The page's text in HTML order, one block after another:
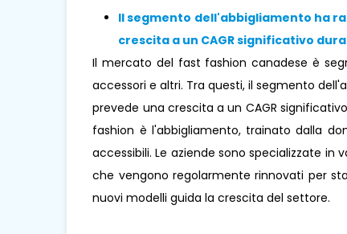
Il segmento dell'abbigliamento ha
crescita a un CAGR significativo
Il mercato del fast fashion canadese è
accessori e altri. Tra questi, il segmento
prevede una crescita a un CAGR
fashion è l'abbigliamento, trainato dalla
accessibili. Le aziende sono specializzate
che vengono regolarmente rinnovati per
nuovi modelli guida la crescita del settore.